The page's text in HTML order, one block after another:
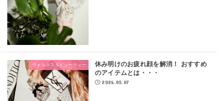
ウェルネス＆ビューティー
休み明けのお疲れ顔を解消！ おすすめ
のアイテムとは・・・
2026.05.07